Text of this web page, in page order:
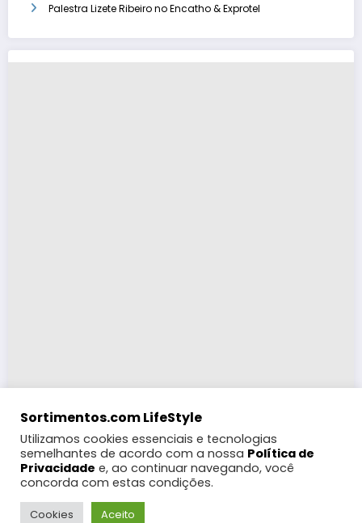
Palestra Lizete Ribeiro no Encatho & Exprotel
Eventos e Feiras
Programação Digital
Sortimentos.com LifeStyle
Utilizamos cookies essenciais e tecnologias
semelhantes de acordo com a nossa Política de
Privacidade e, ao continuar navegando, você
concorda com estas condições.
Cookies Aceito